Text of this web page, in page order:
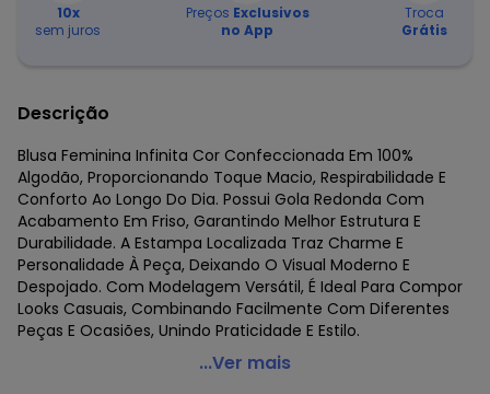
10x
sem juros
Preços Exclusivos
no App
Troca
Grátis
Descrição
Blusa Feminina Infinita Cor Confeccionada Em 100%
Algodão, Proporcionando Toque Macio, Respirabilidade E
Conforto Ao Longo Do Dia. Possui Gola Redonda Com
Acabamento Em Friso, Garantindo Melhor Estrutura E
Durabilidade. A Estampa Localizada Traz Charme E
Personalidade À Peça, Deixando O Visual Moderno E
Despojado. Com Modelagem Versátil, É Ideal Para Compor
Looks Casuais, Combinando Facilmente Com Diferentes
Peças E Ocasiões, Unindo Praticidade E Estilo.
Infinita Cor - Blusa Feminina com Estampa Localizada
...Ver mais